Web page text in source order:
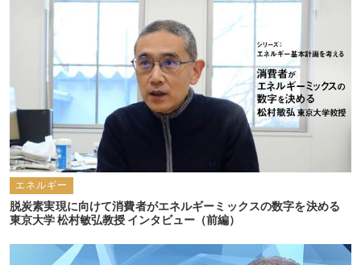
エネルギー
脱炭素実現に向けて消費者がエネルギーミックスの数字を決める
東京大学 松村敏弘教授 インタビュー（前編）